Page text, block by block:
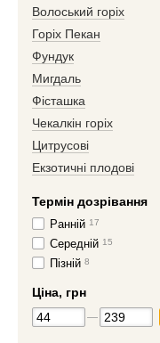
Волоський горіх
Горіх Пекан
Фундук
Мигдаль
Фісташка
Чекалкін горіх
Цитрусові
Екзотичні плодові
Термін дозрівання
Ранній 17
Середній 15
Пізній 8
Ціна, грн